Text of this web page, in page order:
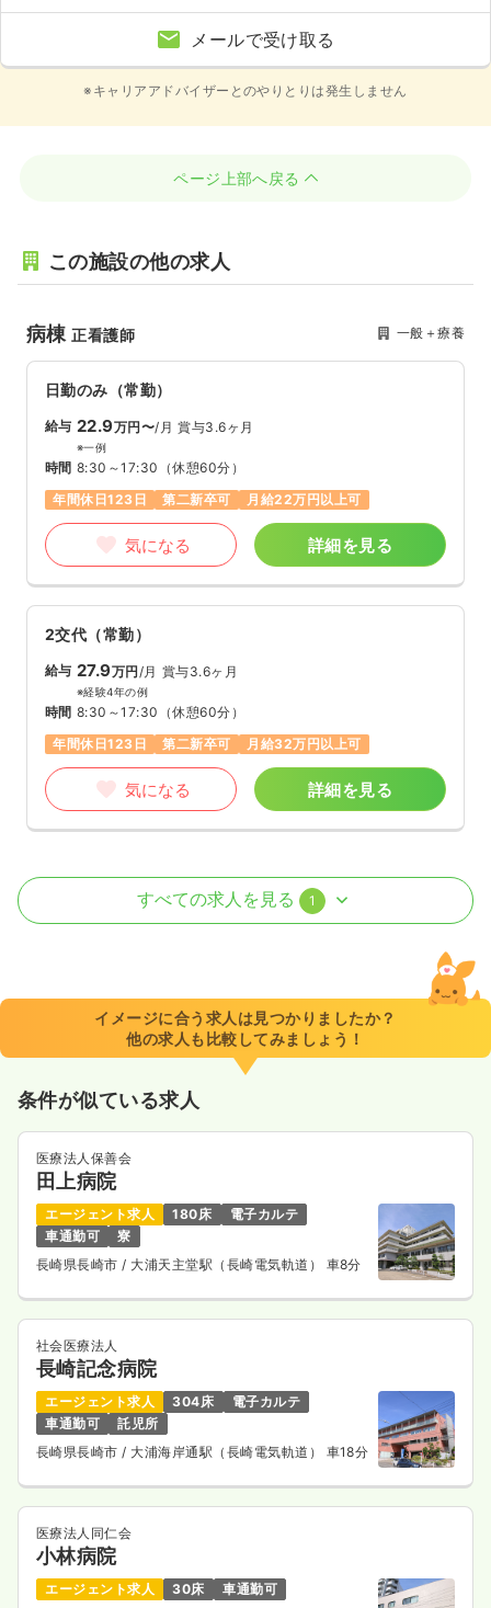
メールで受け取る
※キャリアアドバイザーとのやりとりは発生しません
ページ上部へ戻る
この施設の他の求人
病棟正看護師 一般＋療養
日勤のみ（常勤）
給与 22.9万円〜/月 賞与3.6ヶ月
※一例
時間 8:30～17:30 （休憩60分）
年間休日123日
第二新卒可 月給22万円以上可
気になる 詳細を見る
2交代（常勤）
給与 27.9万円/月 賞与3.6ヶ月
※経験4年の例
時間 8:30～17:30 （休憩60分）
年間休日123日
第二新卒可 月給32万円以上可
気になる 詳細を見る
オペ室(手術室)正看護師
8:30～17:30（休憩60分）
年間休日123日
オンコールあり
第二新卒可
すべての求人を見る 1
イメージに合う求人は見つかりましたか？
他の求人も比較してみましょう！
条件が似ている求人
医療法人保善会
田上病院
エージェント求人 180床
電子カルテ
車通勤可
寮
長崎県長崎市/ 大浦天主堂駅（長崎電気軌道） 車8分
社会医療法人
長崎記念病院
エージェント求人 304床
電子カルテ
車通勤可
託児所
長崎県長崎市/ 大浦海岸通駅（長崎電気軌道） 車18分
医療法人同仁会
小林病院
エージェント求人 30床
車通勤可